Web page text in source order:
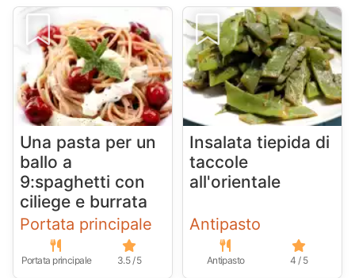
Una pasta per un
ballo a
9:spaghetti con
ciliege e burrata
Portata principale
Portata principale 3.5 / 5
Insalata tiepida di
taccole
all'orientale
Antipasto
Antipasto 4 / 5